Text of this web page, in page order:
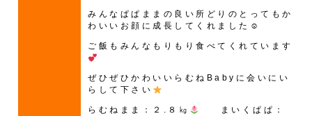
みんなぱぱままの良い所どりのとってもか
わいいお顔に成長してくれました☺
ご飯もみんなもりもり食べてくれています
ぜひぜひかわいいらむねBabyに会いにい
らして下さい
らむねまま：２.８㎏
まいくぱぱ：